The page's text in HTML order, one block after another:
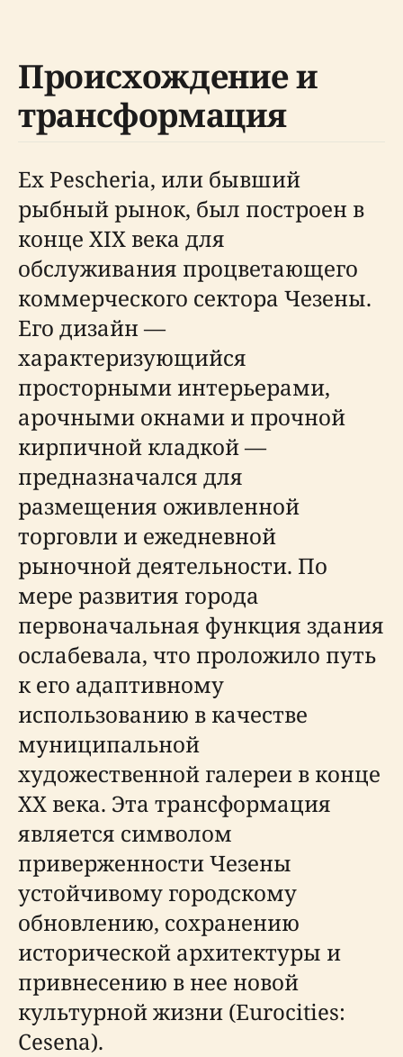
Происхождение и
трансформация
Ex Pescheria, или бывший
рыбный рынок, был построен в
конце XIX века для
обслуживания процветающего
коммерческого сектора Чезены.
Его дизайн —
характеризующийся
просторными интерьерами,
арочными окнами и прочной
кирпичной кладкой —
предназначался для
размещения оживленной
торговли и ежедневной
рыночной деятельности. По
мере развития города
первоначальная функция здания
ослабевала, что проложило путь
к его адаптивному
использованию в качестве
муниципальной
художественной галереи в конце
XX века. Эта трансформация
является символом
приверженности Чезены
устойчивому городскому
обновлению, сохранению
исторической архитектуры и
привнесению в нее новой
культурной жизни (Eurocities:
Cesena).